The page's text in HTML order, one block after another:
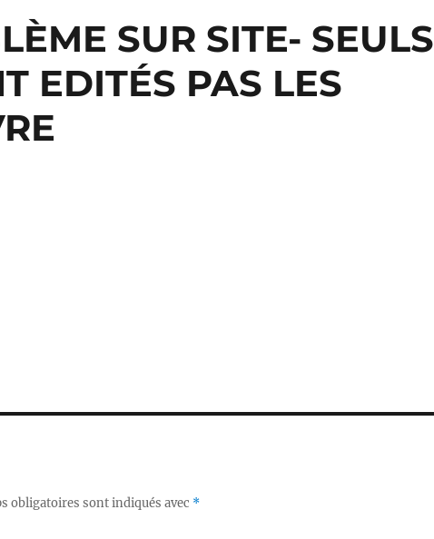
SUR SITE- SEULS
EDITÉS PAS LES
obligatoires sont indiqués avec *